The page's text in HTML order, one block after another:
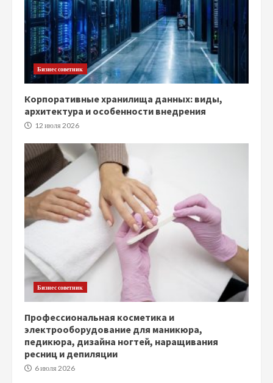
Бизнес советник
Корпоративные хранилища данных: виды,
архитектура и особенности внедрения
12 июля 2026
Бизнес советник
Профессиональная косметика и
электрооборудование для маникюра,
педикюра, дизайна ногтей, наращивания
ресниц и депиляции
6 июля 2026